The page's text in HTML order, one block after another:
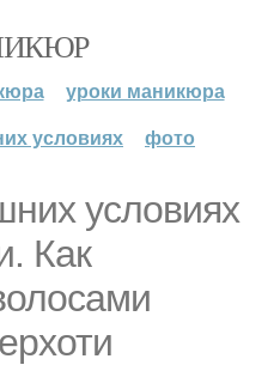
уроки маникюра
условиях
фото
условиях
Как